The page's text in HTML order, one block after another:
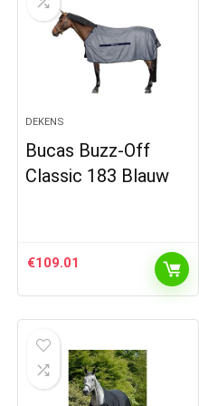
DEKENS
Bucas Buzz-Off
Classic 183 Blauw
€109.01